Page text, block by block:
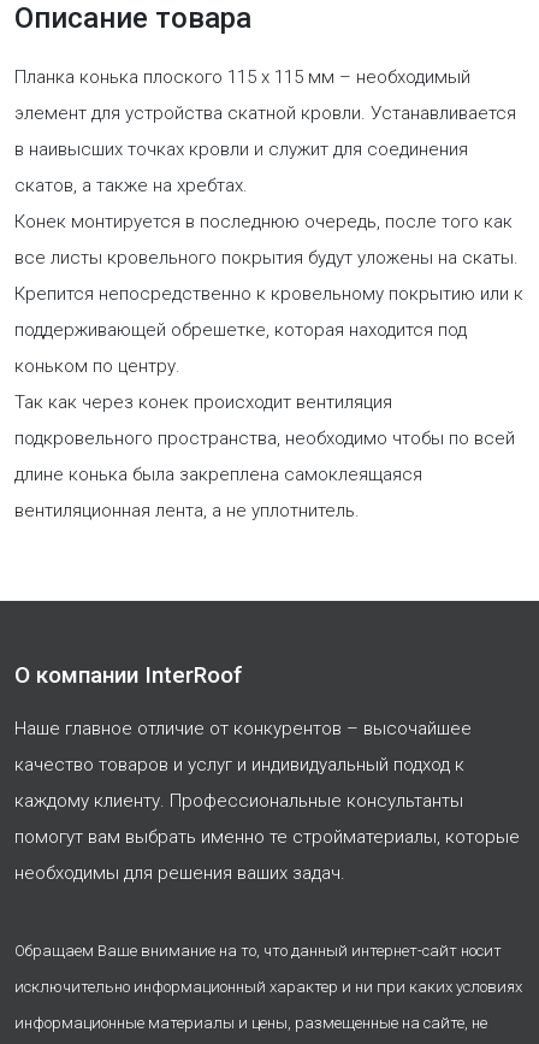
Описание товара
Планка конька плоского 115 х 115 мм – необходимый
элемент для устройства скатной кровли. Устанавливается
в наивысших точках кровли и служит для соединения
скатов, а также на хребтах.
Конек монтируется в последнюю очередь, после того как
все листы кровельного покрытия будут уложены на скаты.
Крепится непосредственно к кровельному покрытию или к
поддерживающей обрешетке, которая находится под
коньком по центру.
Так как через конек происходит вентиляция
подкровельного пространства, необходимо чтобы по всей
длине конька была закреплена самоклеящаяся
вентиляционная лента, а не уплотнитель.
О компании InterRoof
Наше главное отличие от конкурентов – высочайшее
качество товаров и услуг и индивидуальный подход к
каждому клиенту. Профессиональные консультанты
помогут вам выбрать именно те стройматериалы, которые
необходимы для решения ваших задач.
Обращаем Ваше внимание на то, что данный интернет-сайт носит
исключительно информационный характер и ни при каких условиях
информационные материалы и цены, размещенные на сайте, не